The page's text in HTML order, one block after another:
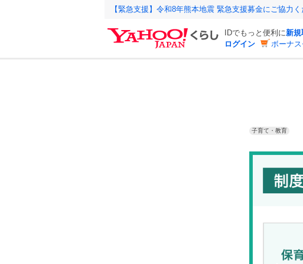
【緊急支援】令和8年熊本地震 緊急支援募金にご協力
IDでもっと便利に新規
ログイン
ボーナ
子育て・教育